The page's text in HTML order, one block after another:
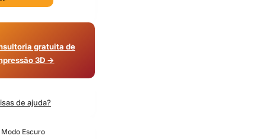
gratuita de
3D →
de ajuda?
Escuro